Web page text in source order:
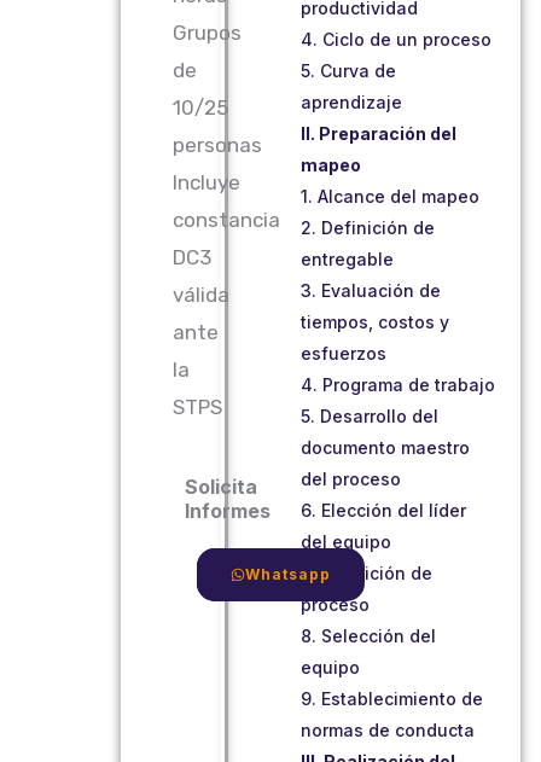
Grupos
de
10/25
personas
Incluye
constancia
DC3
válida
ante
la
STPS
Solicita
Informes
Correo
Whatsapp
productividad
4. Ciclo de un proceso
5. Curva de
aprendizaje
II. Preparación del
mapeo
1. Alcance del mapeo
2. Definición de
entregable
3. Evaluación de
tiempos, costos y
esfuerzos
4. Programa de trabajo
5. Desarrollo del
documento maestro
del proceso
6. Elección del líder
del equipo
7. Definición de
proceso
8. Selección del
equipo
9. Establecimiento de
normas de conducta